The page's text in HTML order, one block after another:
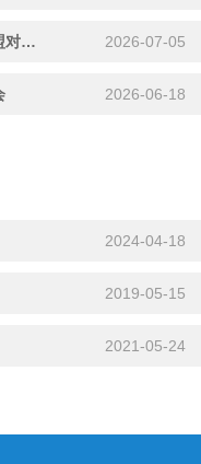
资源对接共促发展｜能谱科技亮相2026全国实验室行业联盟对接会天津站 2026-07-05
2026-06-18
2024-04-18
2019-05-15
2021-05-24